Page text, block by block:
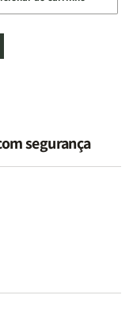
de
Mulher
Segundo
segurança